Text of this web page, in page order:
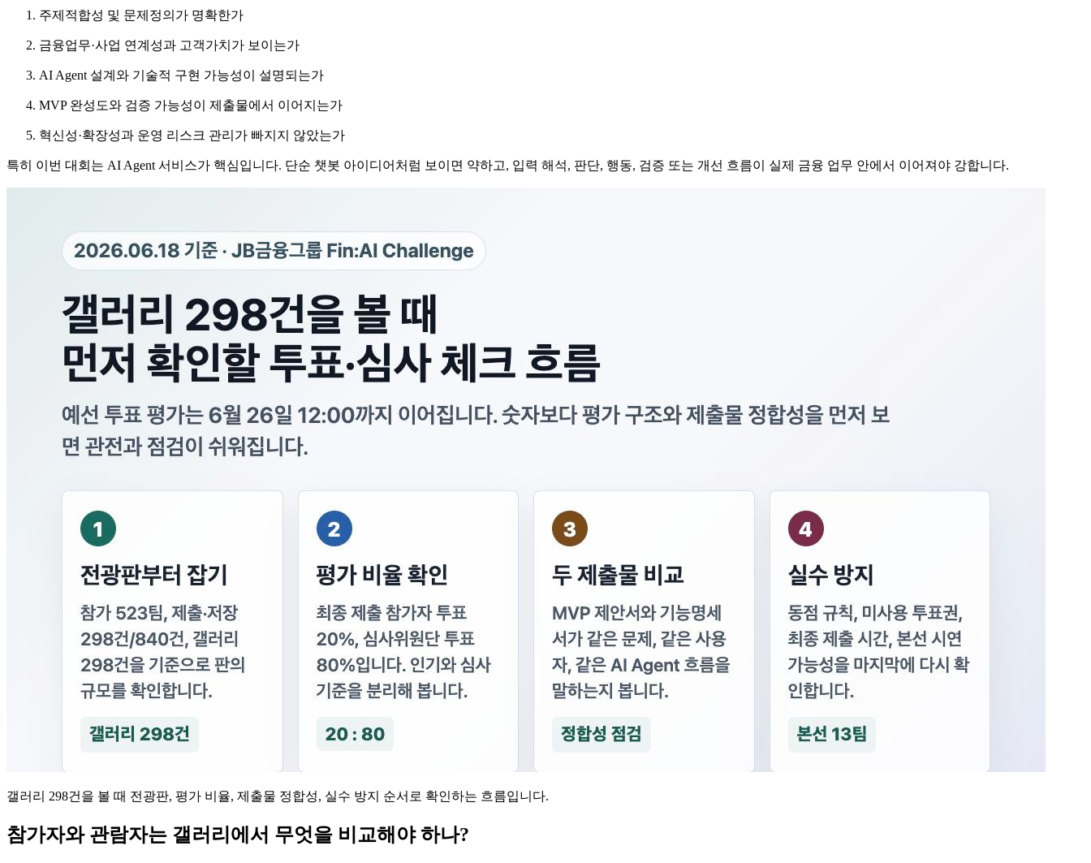
주제적합성 및 문제정의가 명확한가
금융업무·사업 연계성과 고객가치가 보이는가
AI Agent 설계와 기술적 구현 가능성이 설명되는가
MVP 완성도와 검증 가능성이 제출물에서 이어지는가
혁신성·확장성과 운영 리스크 관리가 빠지지 않았는가
특히 이번 대회는 AI Agent 서비스가 핵심입니다. 단순 챗봇 아이디어처럼 보이면 약하고, 입력 해석, 판단, 행동, 검증 또는 개선 흐름이 실제 금융 업무 안에서 이어져야 강합니다.
갤러리 298건을 볼 때 전광판, 평가 비율, 제출물 정합성, 실수 방지 순서로 확인하는 흐름입니다.
참가자와 관람자는 갤러리에서 무엇을 비교해야 하나?